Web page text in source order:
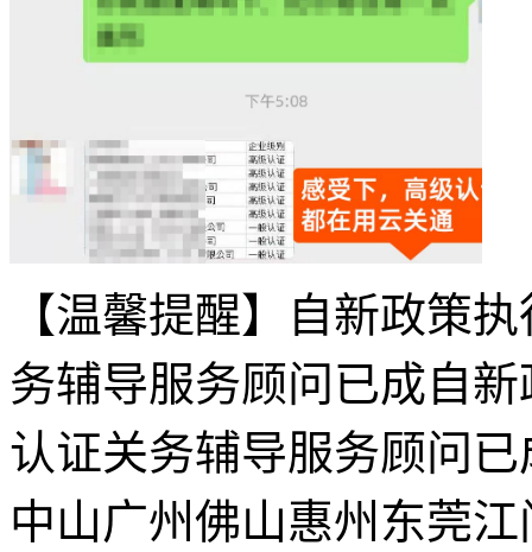
【温馨提醒】自新政策
务辅导服务顾问已成自
认证关务辅导服务顾问
中山广州佛山惠州东莞